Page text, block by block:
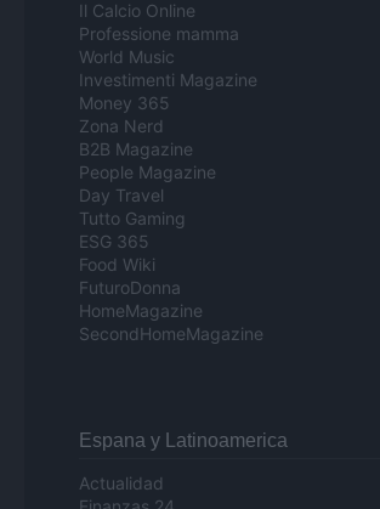
Il Calcio Online
Professione mamma
World Music
Investimenti Magazine
Money 365
Zona Nerd
B2B Magazine
People Magazine
Day Travel
Tutto Gaming
ESG 365
Food Wiki
FuturoDonna
HomeMagazine
SecondHomeMagazine
Espana y Latinoamerica
Actualidad